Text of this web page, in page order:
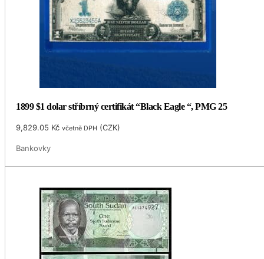
1899 $1 dolar stříbrný certifikát “Black Eagle “, PMG 25
9,829.05 Kč včetně DPH (CZK)
Bankovky